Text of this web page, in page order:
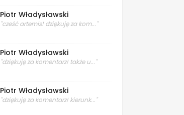
Piotr Władysławski
"cześć artemis! dziękuję za kom..."
Piotr Władysławski
"dziękuję za komentarz! także u..."
Piotr Władysławski
"dziękuję za komentarz! kierunk..."